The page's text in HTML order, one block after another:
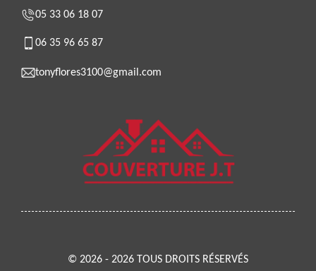
05 33 06 18 07
06 35 96 65 87
tonyflores3100@gmail.com
© 2026 - 2026 TOUS DROITS RÉSERVÉS